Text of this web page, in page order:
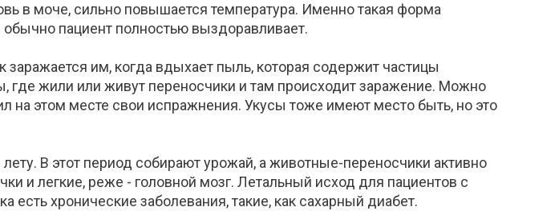
в моче, сильно повышается температура. Именно такая форма
пациент полностью выздоравливает.
им, когда вдыхает пыль, которая содержит частицы
жили или живут переносчики и там происходит заражение. Можно
на этом месте свои испражнения. Укусы тоже имеют место быть, но это
В этот период собирают урожай, а животные-переносчики активно
и легкие, реже - головной мозг. Летальный исход для пациентов с
есть хронические заболевания, такие, как сахарный диабет.